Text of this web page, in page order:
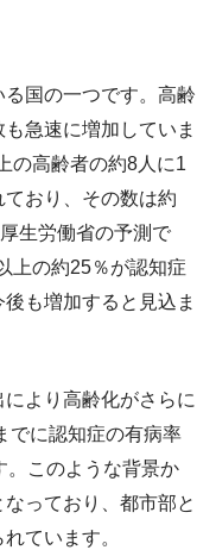
国の一つです。高齢
急速に増加していま
の高齢者の約8人に1
おり、その数は約
生労働省の予測で
上の約25％が認知症
も増加すると見込ま
より高齢化がさらに
でに認知症の有病率
。このような背景か
っており、都市部と
ています。